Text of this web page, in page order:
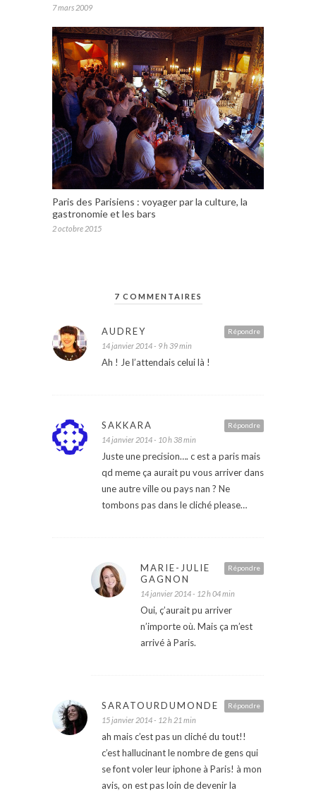
7 mars 2009
Paris des Parisiens : voyager par la culture, la
gastronomie et les bars
2 octobre 2015
7 COMMENTAIRES
Répondre
AUDREY
14 janvier 2014 - 9 h 39 min
Ah ! Je l’attendais celui là !
Répondre
SAKKARA
14 janvier 2014 - 10 h 38 min
Juste une precision…. c est a paris mais
qd meme ça aurait pu vous arriver dans
une autre ville ou pays nan ? Ne
tombons pas dans le cliché please…
Répondre
MARIE-JULIE
GAGNON
14 janvier 2014 - 12 h 04 min
Oui, ç’aurait pu arriver
n’importe où. Mais ça m’est
arrivé à Paris.
Répondre
SARATOURDUMONDE
15 janvier 2014 - 12 h 21 min
ah mais c’est pas un cliché du tout!!
c’est hallucinant le nombre de gens qui
se font voler leur iphone à Paris! à mon
avis, on est pas loin de devenir la